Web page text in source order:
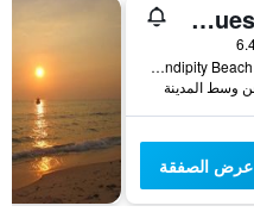
Invito Guesthouse
Serendipity Beach Street (502), سيهانوكفيل, كمبوديا
عرض الصفقة